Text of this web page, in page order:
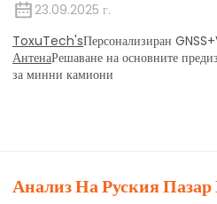
23.09.2025 г.
ToxuTech'sПерсонализиран
АнтенаРешаване на основните
за минни камиони
Анализ На Руския